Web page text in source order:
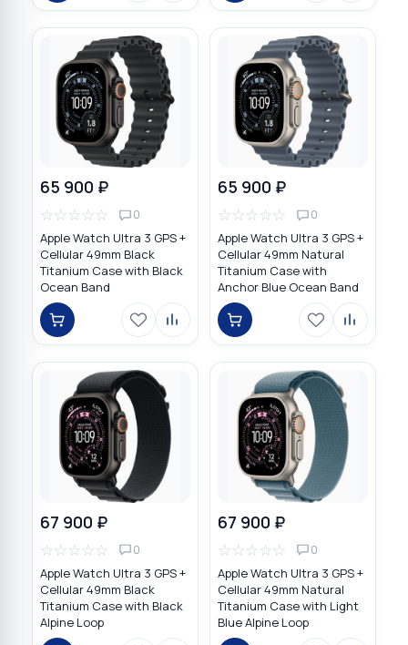
65 900 ₽
☆☆☆☆☆ 0
Apple Watch Ultra 3 GPS +
Cellular 49mm Black
Titanium Case with Black
Ocean Band
65 900 ₽
☆☆☆☆☆ 0
Apple Watch Ultra 3 GPS +
Cellular 49mm Natural
Titanium Case with
Anchor Blue Ocean Band
67 900 ₽
☆☆☆☆☆ 0
Apple Watch Ultra 3 GPS +
Cellular 49mm Black
Titanium Case with Black
Alpine Loop
67 900 ₽
☆☆☆☆☆ 0
Apple Watch Ultra 3 GPS +
Cellular 49mm Natural
Titanium Case with Light
Blue Alpine Loop